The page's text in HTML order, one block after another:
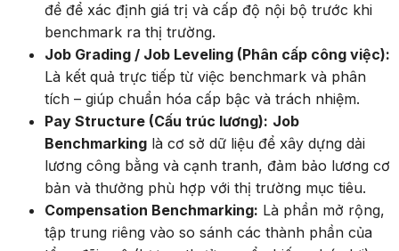
đề để xác định giá trị và cấp độ nội bộ trước khi
benchmark ra thị trường.
Job Grading / Job Leveling (Phân cấp công việc):
Là kết quả trực tiếp từ việc benchmark và phân
tích – giúp chuẩn hóa cấp bậc và trách nhiệm.
Pay Structure (Cấu trúc lương): Job
Benchmarking là cơ sở dữ liệu để xây dựng dải
lương công bằng và cạnh tranh, đảm bảo lương cơ
bản và thưởng phù hợp với thị trường mục tiêu.
Compensation Benchmarking: Là phần mở rộng,
tập trung riêng vào so sánh các thành phần của